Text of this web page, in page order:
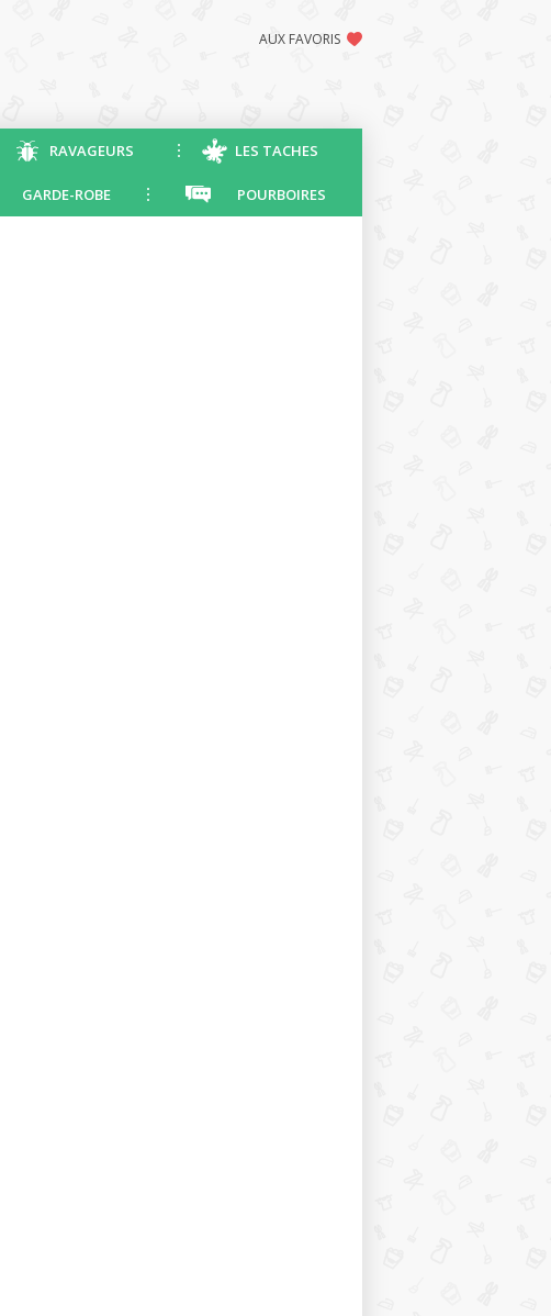
AUX FAVORIS
RAVAGEURS LES TACHES
GARDE-ROBE POURBOIRES